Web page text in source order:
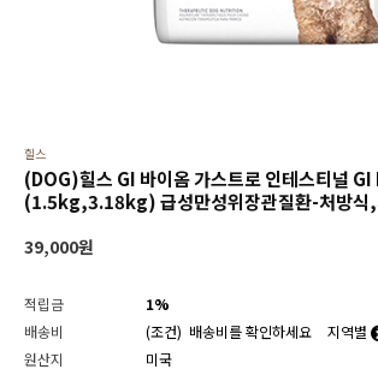
힐스
(DOG)힐스 GI 바이옴­ 가스트로 인테스티널
(1.5kg,3.18kg) 급성만성위장관질환-처방식,
39,000원
적립금
1%
배송비
(조건) 배송비를 확인하세요
지역별
원산지
미국